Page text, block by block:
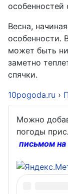
особенностей
Весна,
особенности.
может быть
заметно
спячки.
10pogoda.ru ›
Можно
погоды
письмом на